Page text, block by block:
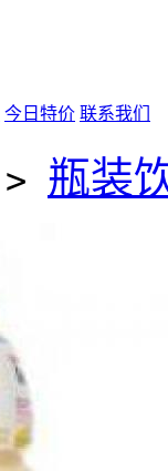
今日特价 联系我们
> 瓶装